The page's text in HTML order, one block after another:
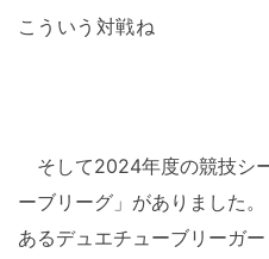
こういう対戦ね
そして2024年度の競技シ
ーブリーグ」がありました
あるデュエチューブリーガ